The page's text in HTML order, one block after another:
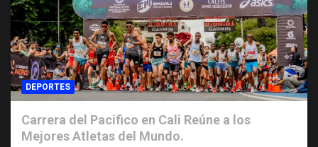
DEPORTES
Carrera del Pacifico en Cali Reúne a los
Mejores Atletas del Mundo.